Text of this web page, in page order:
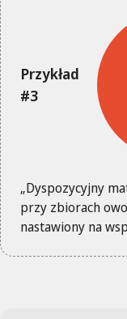
Przykład
#3
„Dyspozycyjny
przy zbiorach
nastawiony na